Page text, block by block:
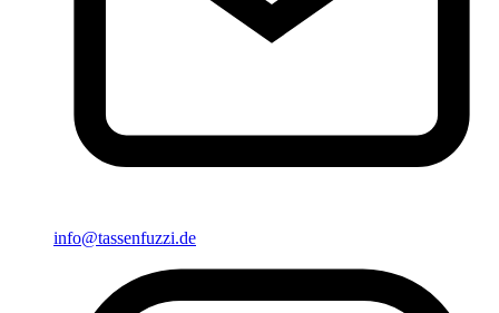
info@tassenfuzzi.de